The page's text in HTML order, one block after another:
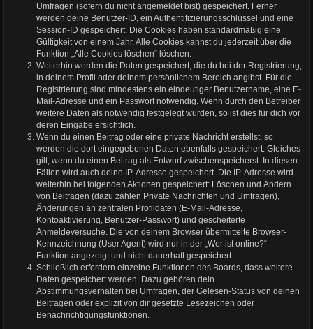
Umfragen (sofern du nicht angemeldet bist) gespeichert. Ferner
werden deine Benutzer-ID, ein Authentifizierungsschlüssel und eine
Session-ID gespeichert. Die Cookies haben standardmäßig eine
Gültigkeit von einem Jahr. Alle Cookies kannst du jederzeit über die
Funktion „Alle Cookies löschen“ löschen.
Weiterhin werden die Daten gespeichert, die du bei der Registrierung,
in deinem Profil oder deinem persönlichem Bereich angibst. Für die
Registrierung sind mindestens ein eindeutiger Benutzername, eine E-
Mail-Adresse und ein Passwort notwendig. Wenn durch den Betreiber
weitere Daten als notwendig festgelegt wurden, so ist dies für dich vor
deren Eingabe ersichtlich.
Wenn du einen Beitrag oder eine private Nachricht erstellst, so
werden die dort eingegebenen Daten ebenfalls gespeichert. Gleiches
gilt, wenn du einen Beitrag als Entwurf zwischenspeicherst. In diesen
Fällen wird auch deine IP-Adresse gespeichert. Die IP-Adresse wird
weiterhin bei folgenden Aktionen gespeichert: Löschen und Ändern
von Beiträgen (dazu zählen Private Nachrichten und Umfragen),
Änderungen an zentralen Profildaten (E-Mail-Adresse,
Kontoaktivierung, Benutzer-Passwort) und gescheiterte
Anmeldeversuche. Die von deinem Browser übermittelte Browser-
Kennzeichnung (User Agent) wird nur in der „Wer ist online?“-
Funktion angezeigt und nicht dauerhaft gespeichert.
Schließlich erfordern einzelne Funktionen des Boards, dass weitere
Daten gespeichert werden. Dazu gehören dein
Abstimmungsverhalten bei Umfragen, der Gelesen-Status von deinen
Beiträgen oder explizit von dir gesetzte Lesezeichen oder
Benachrichtigungsfunktionen.